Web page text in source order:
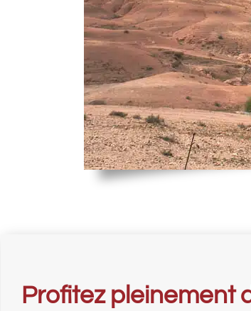
Profitez pleinement